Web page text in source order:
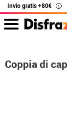
Invio gratis +80€ i
Coppia di